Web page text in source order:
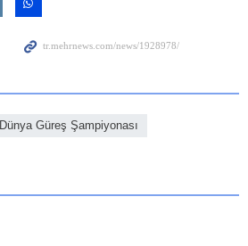
Dünya Güreş Şampiyonası